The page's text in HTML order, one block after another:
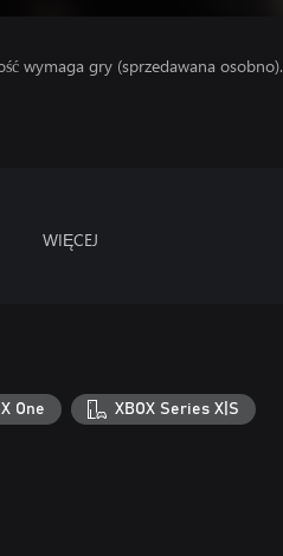
wymaga gry (sprzedawana osobno).
WIĘCEJ
One XBOX Series X|S